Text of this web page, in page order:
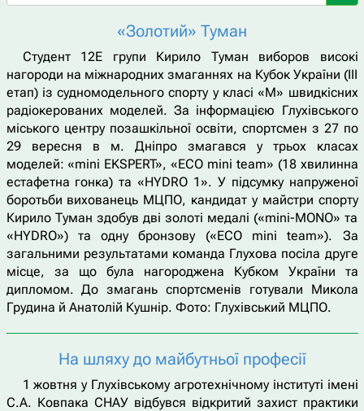
«Золотий» Туман
Студент 12Е групи Кирило Туман виборов високі
нагороди на міжнародних змаганнях на Кубок України (ІІІ
етап) із судномодельного спорту у класі «М» швидкісних
радіокерованих моделей. За інформацією Глухівського
міського центру позашкільної освіти, спортсмен з 27 по
29 вересня в м. Дніпро змагався у трьох класах
моделей: «mini EKSPERT», «ECO mini team» (18 хвилинна
естафетна гонка) та «HYDRO 1». У підсумку напруженої
боротьби вихованець МЦПО, кандидат у майстри спорту
Кирило Туман здобув дві золоті медалі («mini-MONO» та
«HYDRO») та одну бронзову («ECO mini team»). За
загальними результатами команда Глухова посіла друге
місце, за що була нагороджена Кубком України та
дипломом. До змагань спортсменів готували Микола
Грудина й Анатолій Кушнір. Фото: Глухівський МЦПО.
На шляху до майбутньої професії
1 жовтня у Глухівському агротехнічному інституті імені
С.А. Ковпака СНАУ відбувся відкритий захист практики